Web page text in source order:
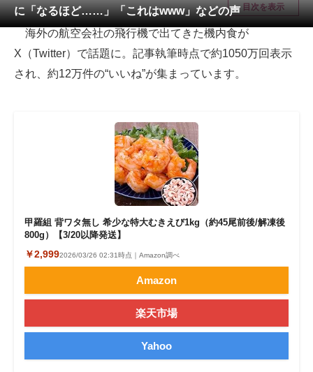
メディア
注目記事を集めた総合ページ
ITの今と未来を見通す
進化するPCとデバイスの未来
好きが集まる 比べて選べる
ビジネスと働き方のヒント
企業ITのトレンドを詳説
マーケ×ITの今がよく分かる
ITエンジニア向け専門サイト
企業向けIT製品の総合サイト
に「なるほど……」「これはwww」などの声 目次を表示
海外の航空会社の飛行機で出てきた機内食が
X（Twitter）で話題に。記事執筆時点で約1050万回表示
され、約12万件の“いいね”が集まっています。
甲羅組 背ワタ無し 希少な特大むきえび1kg（約45尾前後/解凍後
800g）【3/20以降発送】
￥2,9992026/03/26 02:31時点｜Amazon調べ
Amazon
楽天市場
Yahoo